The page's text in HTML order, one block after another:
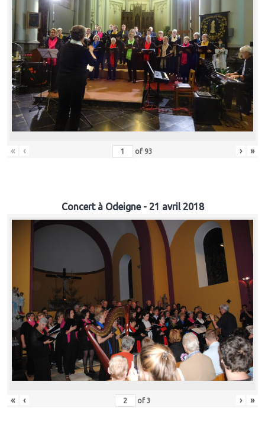
« ‹ of 93 › »
Concert à Odeigne - 21 avril 2018
« ‹ of 3 › »